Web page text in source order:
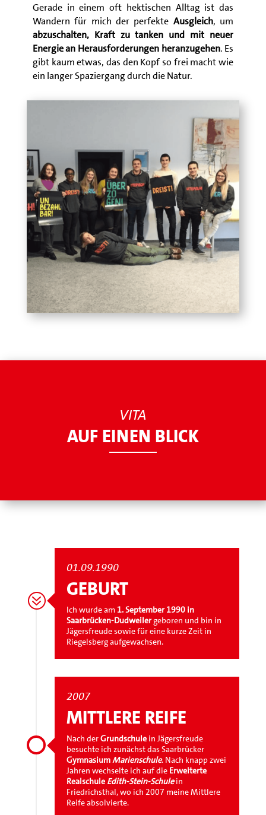
Gerade in einem oft hektischen Alltag ist das
Wandern für mich der perfekte Ausgleich, um
abzuschalten, Kraft zu tanken und mit neuer
Energie an Herausforderungen heranzugehen. Es
gibt kaum etwas, das den Kopf so frei macht wie
ein langer Spaziergang durch die Natur.
VITA
AUF EINEN BLICK
?
01.09.1990
GEBURT
Ich wurde am 1. September 1990 in
Saarbrücken-Dudweilergeboren und bin in
Jägersfreude sowie für eine kurze Zeit in
Riegelsberg aufgewachsen.
2007
MITTLERE REIFE
Nach derGrundschulein Jägersfreude
besuchte ich zunächst das Saarbrücker
GymnasiumMarienschule. Nach knapp zwei
Jahren wechselte ich auf die Erweiterte
Realschule Edith-Stein-Schulein
Friedrichsthal, wo ich 2007 meine Mittlere
Reife absolvierte.